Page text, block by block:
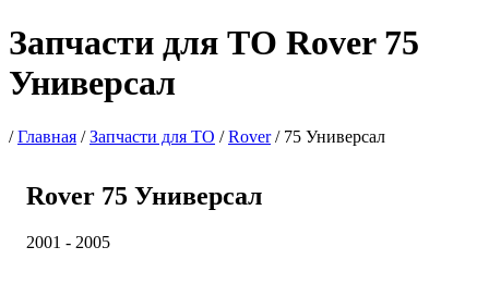
Запчасти для ТО Rover 75
Универсал
/Главная /Запчасти для ТО /Rover/ 75 Универсал
Rover 75 Универсал
2001 - 2005